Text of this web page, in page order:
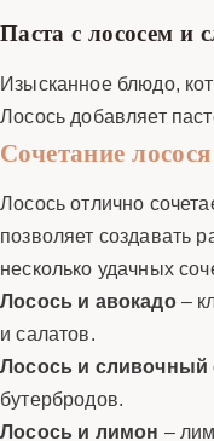
Паста с лососем и
Изысканное блюдо,
Лосось добавляет
Сочетание
Лосось отлично
позволяет создавать
несколько удачных
Лосось и авокадо–
и салатов.
Лосось и
бутербродов.
Лосось и лимон –